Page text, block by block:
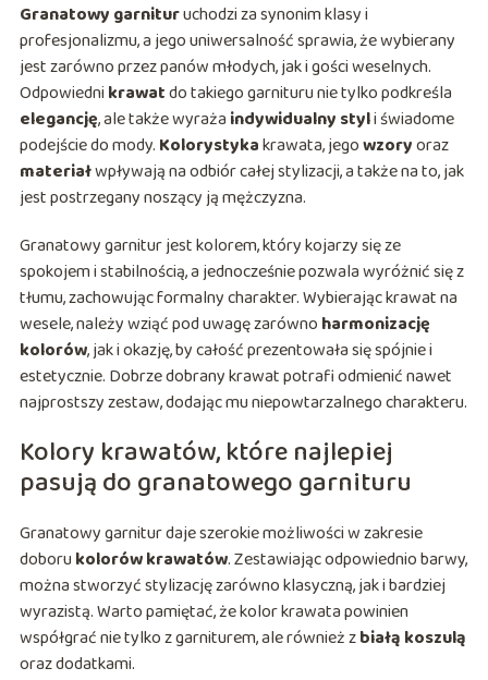
Granatowy garnituruchodzi za synonim klasy i
profesjonalizmu, a jego uniwersalność sprawia, że wybierany
jest zarówno przez panów młodych, jak i gości weselnych.
Odpowiedni krawatdo takiego garnituru nie tylko podkreśla
elegancję, ale także wyraża indywidualny styli świadome
podejście do mody. Kolorystykakrawata, jegowzoryoraz
materiałwpływają na odbiór całej stylizacji, a także na to, jak
jest postrzegany noszący ją mężczyzna.
Granatowy garnitur jest kolorem, który kojarzy się ze
spokojem i stabilnością, a jednocześnie pozwala wyróżnić się z
tłumu, zachowując formalny charakter. Wybierając krawat na
wesele, należy wziąć pod uwagę zarówno harmonizację
kolorów, jak i okazję, by całość prezentowała się spójnie i
estetycznie. Dobrze dobrany krawat potrafi odmienić nawet
najprostszy zestaw, dodając mu niepowtarzalnego charakteru.
Kolory krawatów, które najlepiej
pasują do granatowego garnituru
Granatowy garnitur daje szerokie możliwości w zakresie
doborukolorów krawatów. Zestawiając odpowiednio barwy,
można stworzyć stylizację zarówno klasyczną, jak i bardziej
wyrazistą. Warto pamiętać, że kolor krawata powinien
współgrać nie tylko z garniturem, ale również zbiałą koszulą
oraz dodatkami.